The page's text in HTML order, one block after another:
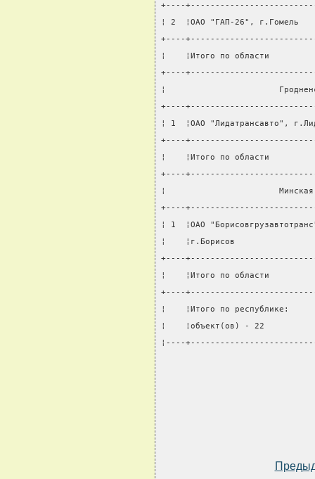
+----
¦ 2  ¦ОАО "ГАП-26",
+----
¦    ¦Итого по области
+----
¦
+----
¦ 1  ¦ОАО "Лидатрансавто",
+----
¦    ¦Итого по области
+----
¦
+----
¦ 1  ¦ОАО
¦    ¦г.Борисов
+----
¦    ¦Итого по области
+----
¦    ¦Итого по
¦    ¦объект(ов) - 22
¦----